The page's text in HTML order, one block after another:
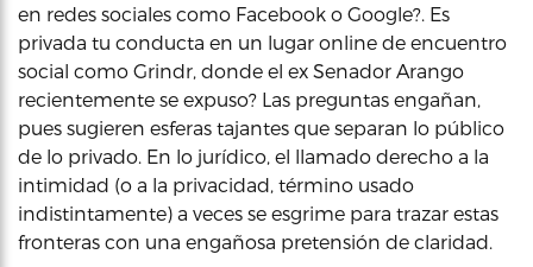
en redes sociales como Facebook o Google?. Es
privada tu conducta en un lugar online de encuentro
social como Grindr, donde el ex Senador Arango
recientemente se expuso? Las preguntas engañan,
pues sugieren esferas tajantes que separan lo público
de lo privado. En lo jurídico, el llamado derecho a la
intimidad (o a la privacidad, término usado
indistintamente) a veces se esgrime para trazar estas
fronteras con una engañosa pretensión de claridad.